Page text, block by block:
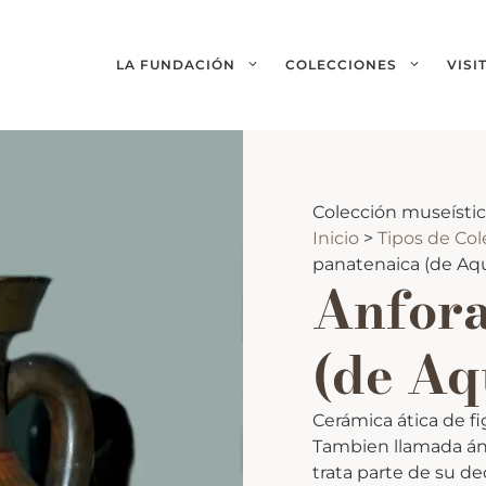
LA FUNDACIÓN COLECCIONES
Colección
Inicio > Tipos de
panatenaica (de
(de
Cerámica ática de
Tambien llamada
trata parte de su